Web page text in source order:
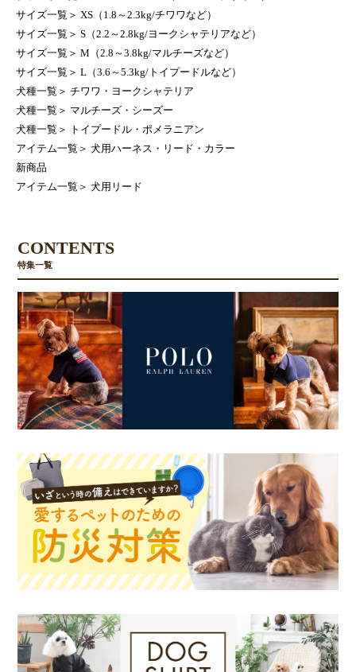
サイズ一覧 ＞ XS（1.8～2.3kg/チワワなど）
サイズ一覧 ＞ S（2.2～2.8kg/ヨークシャテリアなど）
サイズ一覧 ＞ M（2.8～3.8kg/マルチーズなど）
サイズ一覧 ＞ L（3.6～5.3kg/トイプードルなど）
犬種一覧 ＞ チワワ・ヨークシャテリア
犬種一覧 ＞ マルチーズ・シーズー
犬種一覧 ＞
トイプードル・ポメラニアン
アイテム一覧 ＞ 犬用ハーネス・リード・カラー
新商品
アイテム一覧 ＞ 犬用リード
CONTENTS
特集一覧